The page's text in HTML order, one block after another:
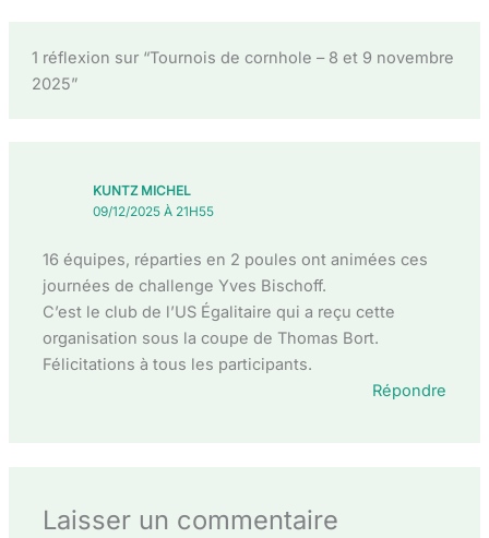
1 réflexion sur “Tournois de cornhole – 8 et 9 novembre
2025”
KUNTZ MICHEL
09/12/2025 À 21H55
16 équipes, réparties en 2 poules ont animées ces
journées de challenge Yves Bischoff.
C’est le club de l’US Égalitaire qui a reçu cette
organisation sous la coupe de Thomas Bort.
Félicitations à tous les participants.
Répondre
Laisser un commentaire